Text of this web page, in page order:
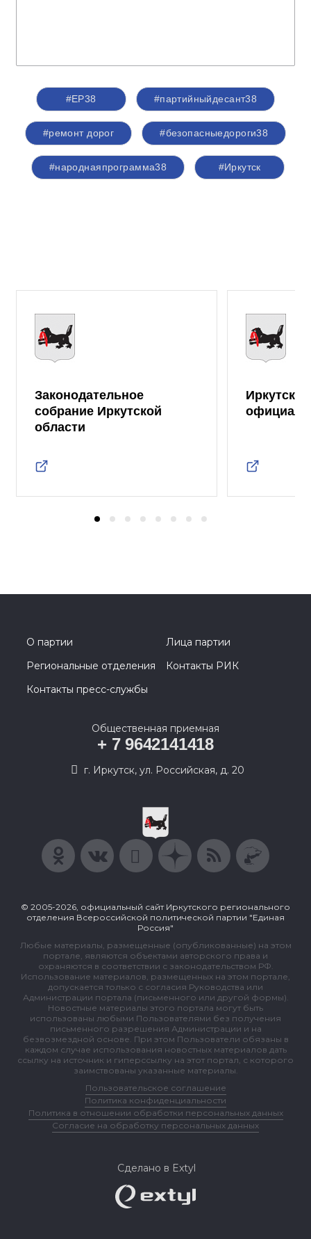
#ЕР38 #партийныйдесант38
#ремонт дорог #безопасныедороги38
#народнаяпрограмма38 #Иркутск
Законодательное
собрание Иркутской
области
О партии
Лица партии
Региональные отделения
Контакты РИК
Контакты пресс-службы
Общественная приемная
+ 7 9642141418
г. Иркутск, ул. Российская, д. 20
© 2005-2026, официальный сайт Иркутского регионального
отделения Всероссийской политической партии "Единая
Россия"
Любые материалы, размещенные (опубликованные) на этом
портале, являются объектами авторского права и
охраняются в соответствии с законодательством РФ.
Использование материалов, размещенных на этом портале,
допускается только с согласия Руководства или
Администрации портала (письменного или другой формы).
Новостные материалы этого портала могут быть
использованы любыми Пользователями без получения
письменного разрешения Администрации и на
безвозмездной основе. При этом Пользователи обязаны в
каждом случае использования новостных материалов дать
ссылку на источник и гиперссылку на этот портал, с которого
заимствованы указанные материалы.
Пользовательское соглашение
Политика конфиденциальности
Политика в отношении обработки персональных данных
Согласие на обработку персональных данных
Сделано в Extyl